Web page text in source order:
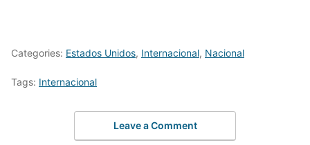
Categories: Estados Unidos, Internacional, Nacional
Tags: Internacional
Leave a Comment